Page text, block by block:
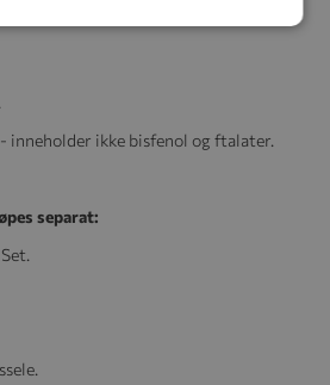
inneholder ikke bisfenol og ftalater.
separat: